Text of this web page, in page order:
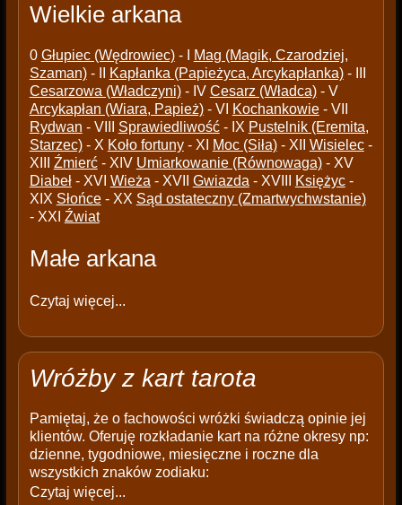
Wielkie arkana
0 Głupiec (Wędrowiec)- I
Mag (Magik, Czarodziej,
Szaman)- II Kapłanka (Papieżyca, Arcykapłanka)- III
Cesarzowa (Władczyni)- IV Cesarz (Władca)- V
Arcykapłan (Wiara, Papież)- VI Kochankowie- VII
Rydwan - VIII Sprawiedliwość- IX Pustelnik (Eremita,
Starzec)- X Koło fortuny- XI Moc (Siła)- XII Wisielec-
XIII Źmierć- XIV Umiarkowanie (Równowaga)- XV
Diabeł- XVI Wieża - XVII Gwiazda - XVIII Księżyc-
XIX Słońce- XX Sąd ostateczny (Zmartwychwstanie)
- XXI Źwiat
Małe arkana
Czytaj więcej...
Wróżby z kart tarota
Pamiętaj, że o fachowości wróżki świadczą opinie jej
klientów. Oferuję rozkładanie kart na różne okresy np:
dzienne, tygodniowe, miesięczne i roczne dla
wszystkich znaków zodiaku:
Czytaj więcej...